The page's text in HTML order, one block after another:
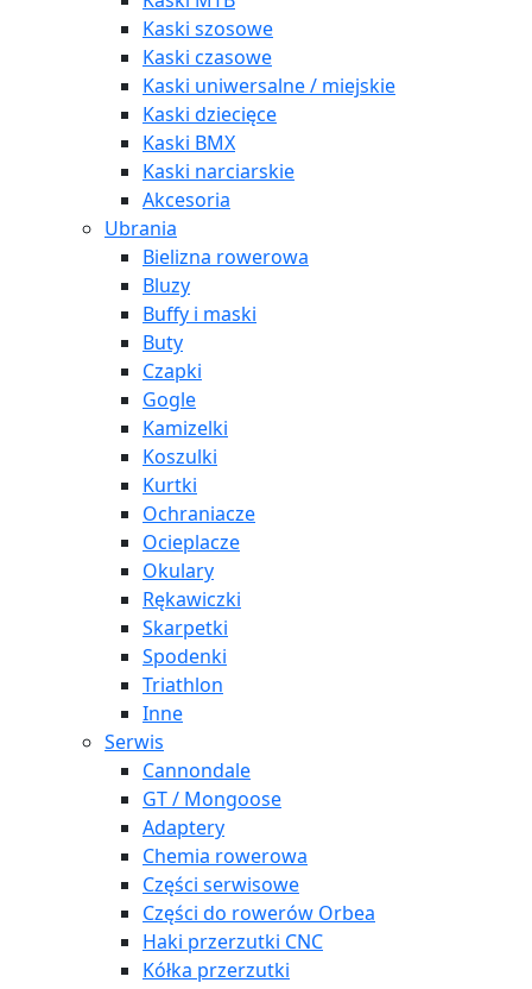
Kaski szosowe
Kaski czasowe
Kaski uniwersalne / miejskie
Kaski dziecięce
Kaski BMX
Kaski narciarskie
Akcesoria
Ubrania
Bielizna rowerowa
Bluzy
Buffy i maski
Buty
Czapki
Gogle
Kamizelki
Koszulki
Kurtki
Ochraniacze
Ocieplacze
Okulary
Rękawiczki
Skarpetki
Spodenki
Triathlon
Inne
Serwis
Cannondale
GT / Mongoose
Adaptery
Chemia rowerowa
Części serwisowe
Części do rowerów Orbea
Haki przerzutki CNC
Kółka przerzutki